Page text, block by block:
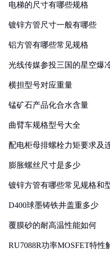
电梯的尺寸有哪些规格
镀锌方管尺寸一般有哪些
铝方管有哪些常见规格
光线传媒参投三国的星空爆
横担型号对应重量
锰矿石产品化合水含量
曲臂车规格型号大全
配电柜母排螺栓力矩要求及
膨胀螺丝尺寸是多少
镀锌方管有哪些常见规格和
D400球墨铸铁井盖重多少
覆膜砂的耐高温性能如何
RU7088R功率MOSFET特